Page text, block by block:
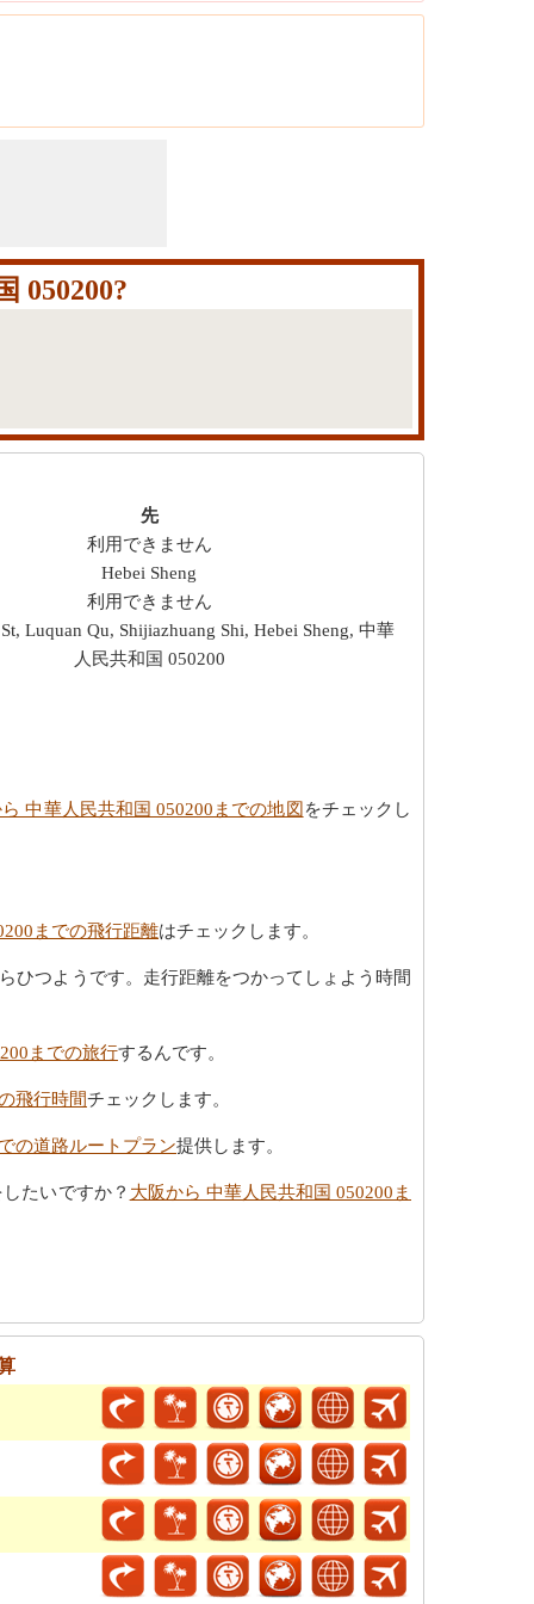
050200?
先
利用できません
Hebei Sheng
利用できません
Luquan Qu, Shijiazhuang Shi, Hebei Sheng, 中華
人民共和国 050200
中華人民共和国 050200までの地図をチェックし
までの飛行距離はチェックします。
ひつようです。走行距離をつかってしょよう時間
までの旅行するんです。
飛行時間チェックします。
の道路ルートプラン提供します。
たいですか？ 大阪から 中華人民共和国 050200ま